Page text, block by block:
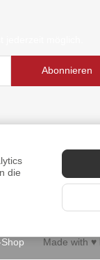
Abonnieren
Made with ♥
die